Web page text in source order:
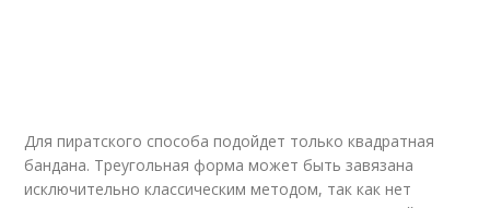
Для пиратского способа подойдет только квадратная
бандана. Треугольная форма может быть завязана
исключительно классическим методом, так как нет